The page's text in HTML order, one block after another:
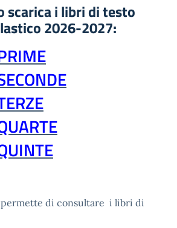
scarica i libri di testo
2026-2027:
di consultare i libri di